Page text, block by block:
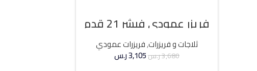
فريزر عمودي فيشر 21 قدم انفرتر – فضي
ثلاجات و فريزرات,فريزرات عمودي
3,680ر.س3,105ر.س